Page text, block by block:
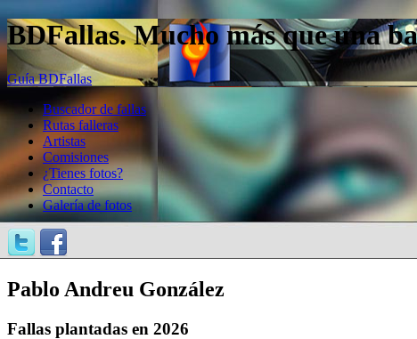
BDFallas. Mucho más que una
Guía BDFallas
Buscador de fallas
Rutas falleras
Artistas
Comisiones
¿Tienes fotos?
Contacto
Galería de fotos
Pablo Andreu González
Fallas plantadas en 2026